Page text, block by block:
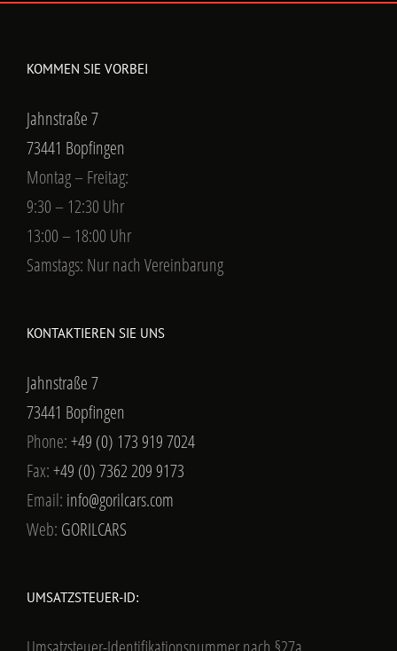
KOMMEN SIE VORBEI
Jahnstraße 7
73441 Bopfingen
Montag – Freitag:
9:30 – 12:30 Uhr
13:00 – 18:00 Uhr
Samstags: Nur nach Vereinbarung
KONTAKTIEREN SIE UNS
Jahnstraße 7
73441 Bopfingen
Phone:+49 (0) 173 919 7024
Fax:+49 (0) 7362 209 9173
Email: info@gorilcars.com
Web: GORILCARS
UMSATZSTEUER-ID: